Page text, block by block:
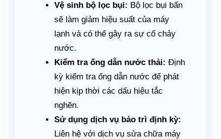
Vệ sinh bộ lọc bụi: Bộ lọc bụi bẩn
sẽ làm giảm hiệu suất của máy
lạnh và có thể gây ra sự cố chảy
nước.
Kiểm tra ống dẫn nước thải: Định
kỳ kiểm tra ống dẫn nước để phát
hiện kịp thời các dấu hiệu tắc
nghẽn.
Sử dụng dịch vụ bảo trì định kỳ:
Liên hệ với dịch vụ sửa chữa máy